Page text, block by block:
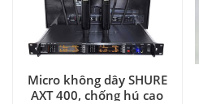
Micro không dây SHURE
AXT 400, chống hú cao